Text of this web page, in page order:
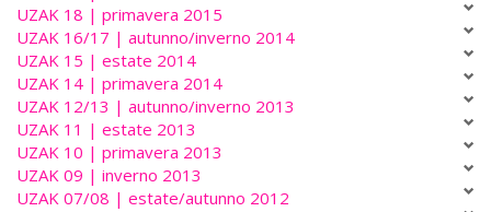
UZAK 18 | primavera 2015
UZAK 16/17 | autunno/inverno 2014
UZAK 15 | estate 2014
UZAK 14 | primavera 2014
UZAK 12/13 | autunno/inverno 2013
UZAK 11 | estate 2013
UZAK 10 | primavera 2013
UZAK 09 | inverno 2013
UZAK 07/08 | estate/autunno 2012